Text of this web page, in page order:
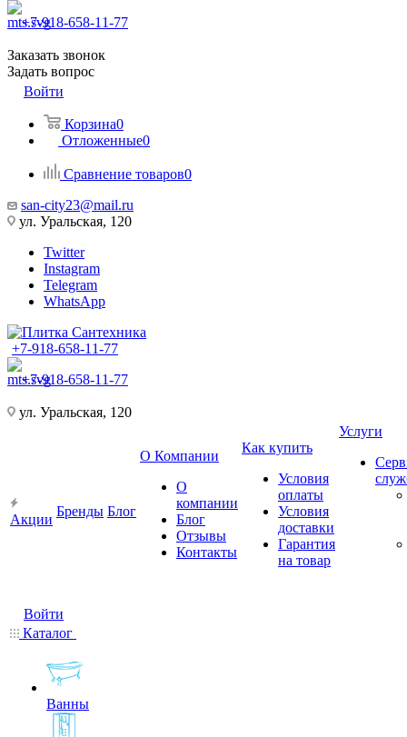
+7-918-658-11-77
Заказать звонок
Задать вопрос
Войти
Корзина0
Отложенные0
Сравнение товаров0
san-city23@mail.ru
ул. Уральская, 120
Twitter
Instagram
Telegram
WhatsApp
+7-918-658-11-77
+7-918-658-11-77
ул. Уральская, 120
Акции
Бренды Блог
О Компании
О
компании
Блог
Отзывы
Контакты
Как купить
Условия
оплаты
Условия
доставки
Гарантия
на товар
Услуги
Войти
Каталог
Ванны